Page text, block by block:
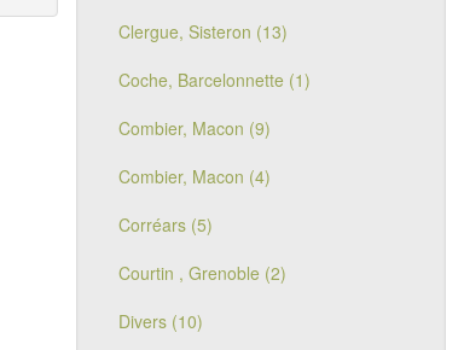
Clergue, Sisteron (13)
Coche, Barcelonnette (1)
Combier, Macon (9)
Combier, Macon (4)
Corréars (5)
Courtin , Grenoble (2)
Divers (10)